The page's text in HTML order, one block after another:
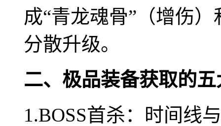
成“青龙魂骨”（增伤
分散升级。
二、极品装备获取的
1.BOSS首杀：时间线